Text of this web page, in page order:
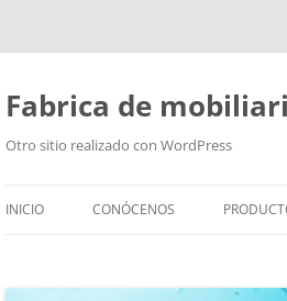
Fabrica de
Otro sitio realizado con WordPress
INICIO CONÓCENOS